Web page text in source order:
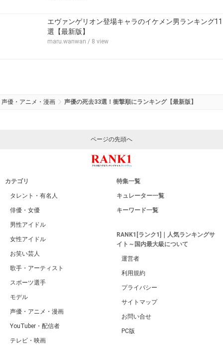
エヴァンゲリオン登場キャラのイケメン男ランキング11
選【最新版】
maru.wanwan / 8 view
声優・アニメ・漫画 声優の死去33選！衝撃順にランキング【最新版】
ページの先頭へ
カテゴリ
タレント・有名人
俳優・女優
男性アイドル
女性アイドル
お笑い芸人
歌手・アーティスト
スポーツ選手
モデル
声優・アニメ・漫画
YouTuber・配信者
テレビ・映画
特集一覧
キュレーター一覧
キーワード一覧
RANK1[ランク1]｜人気ランキングサ
イト～国内最大級について
運営者
利用規約
プライバシー
サイトマップ
お問い合せ
PC版